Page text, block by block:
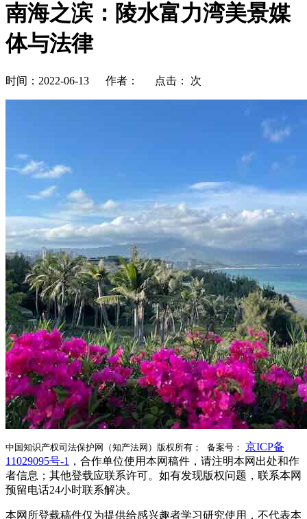
南海之滨：陵水富力湾美景媒
体与法律
时间：2022-06-13 作者： 点击： 次
中国知识产权司法保护网（知产法网）版权所有； 备案号： 京ICP备
11029095号-1 ，合作单位使用本网稿件，请注明本网出处和作
者信息；其他登载应联系许可。如有发现版权问题，联系本网
预留电话24小时联系解决。
本网所登载稿件仅为提供给感兴趣者学习研究使用，不代表本